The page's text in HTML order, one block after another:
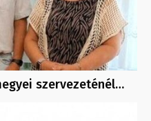
szervezeténél…